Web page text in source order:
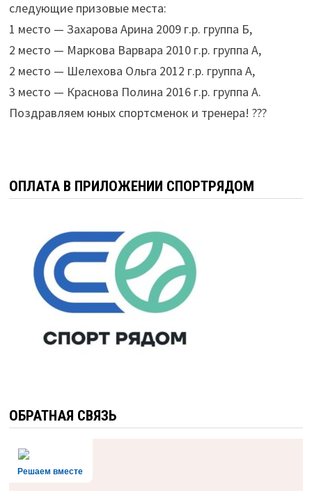
следующие призовые места:
1 место — Захарова Арина 2009 г.р. группа Б,
2 место — Маркова Варвара 2010 г.р. группа А,
2 место — Шелехова Ольга 2012 г.р. группа А,
3 место — Краснова Полина 2016 г.р. группа А.
Поздравляем юных спортсменок и тренера! ???
ОПЛАТА В ПРИЛОЖЕНИИ СПОРТРЯДОМ
ОБРАТНАЯ СВЯЗЬ
Решаем вместе